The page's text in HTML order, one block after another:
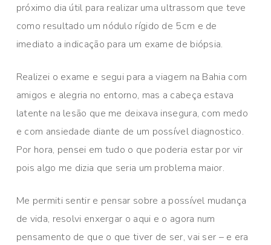
próximo dia útil para realizar uma ultrassom que teve
como resultado um nódulo rígido de 5cm e de
imediato a indicação para um exame de biópsia.
Realizei o exame e segui para a viagem na Bahia com
amigos e alegria no entorno, mas a cabeça estava
latente na lesão que me deixava insegura, com medo
e com ansiedade diante de um possível diagnostico.
Por hora, pensei em tudo o que poderia estar por vir
pois algo me dizia que seria um problema maior.
Me permiti sentir e pensar sobre a possível mudança
de vida, resolvi enxergar o aqui e o agora num
pensamento de que o que tiver de ser, vai ser – e era